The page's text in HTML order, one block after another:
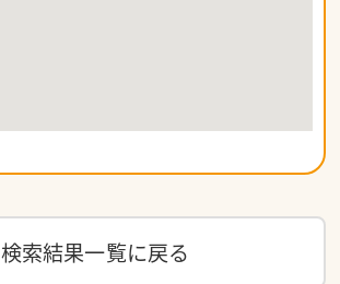
検索結果一覧に戻る